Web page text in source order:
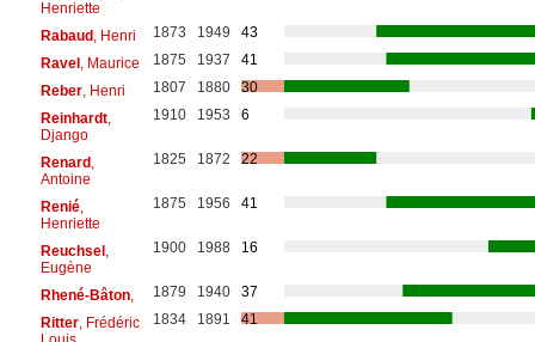
Henriette
Rabaud, Henri 1873 1949
43
Ravel, Maurice 1875 1937
41
Reber, Henri 1807 1880
30
Reinhardt,
Django
1910 1953 6
Renard,
Antoine
1825 1872 22
Renié,
Henriette
1875 1956 41
Reuchsel,
Eugène
1900 1988 16
Rhené-Bâton, 1879 1940
37
Ritter, Frédéric
1834 1891 41